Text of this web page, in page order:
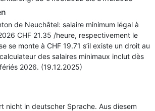
de Neuchâtel: salaire minimum légal à
CHF 21.35 /heure, respectivement le
se monte à CHF 19.71 s’il existe un droit au
des salaires minimaux inclut dès
2026. (19.12.2025)
nicht in deutscher Sprache. Aus diesem